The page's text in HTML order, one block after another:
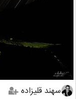
سهند قلیزاده